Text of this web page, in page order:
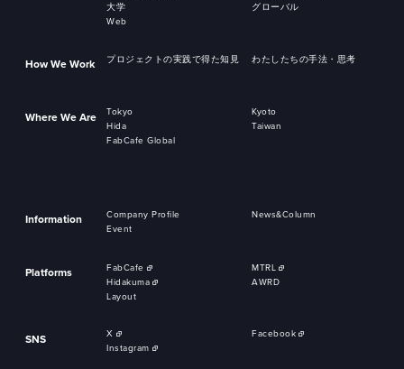
大学
グローバル
Web
How We Work プロジェクトの実践で得た知見 わたしたちの手法・思考
Where We Are Tokyo
Kyoto
Hida
Taiwan
FabCafe Global
Information Company Profile
News&Column
Event
Platforms FabCafe
MTRL
Hidakuma
AWRD
Layout
SNS X
Facebook
Instagram